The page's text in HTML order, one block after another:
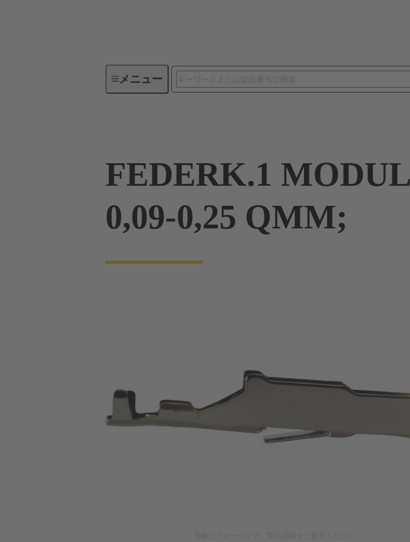
メニュー製品シリーズ
FEDERK.1 MODUL
0,09-0,25 QMM;